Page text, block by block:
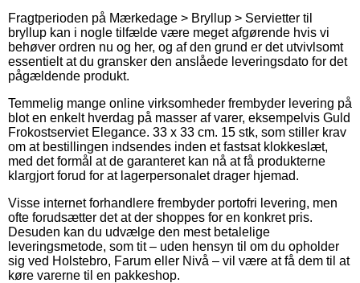
Fragtperioden på Mærkedage > Bryllup > Servietter til
bryllup kan i nogle tilfælde være meget afgørende hvis vi
behøver ordren nu og her, og af den grund er det utvivlsomt
essentielt at du gransker den anslåede leveringsdato for det
pågældende produkt.
Temmelig mange online virksomheder frembyder levering på
blot en enkelt hverdag på masser af varer, eksempelvis Guld
Frokostserviet Elegance. 33 x 33 cm. 15 stk, som stiller krav
om at bestillingen indsendes inden et fastsat klokkeslæt,
med det formål at de garanteret kan nå at få produkterne
klargjort forud for at lagerpersonalet drager hjemad.
Visse internet forhandlere frembyder portofri levering, men
ofte forudsætter det at der shoppes for en konkret pris.
Desuden kan du udvælge den mest betalelige
leveringsmetode, som tit – uden hensyn til om du opholder
sig ved Holstebro, Farum eller Nivå – vil være at få dem til at
køre varerne til en pakkeshop.